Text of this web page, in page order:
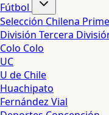
Fútbol
Selección Chilena
División Tercera
Colo Colo
UC
U de Chile
Huachipato
Fernández Vial